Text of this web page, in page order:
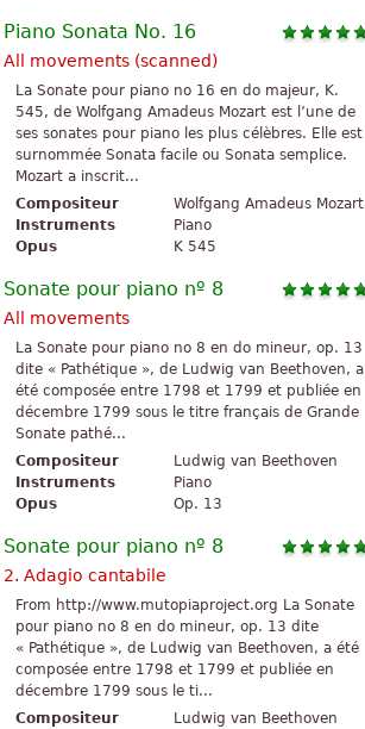
Piano Sonata No. 16
All movements (scanned)
La Sonate pour piano no 16 en do majeur, K.
545, de Wolfgang Amadeus Mozart est l’une de
ses sonates pour piano les plus célèbres. Elle est
surnommée Sonata facile ou Sonata semplice.
Mozart a inscrit...
Compositeur
Wolfgang Amadeus Mozart
Instruments
Piano
Opus
K 545
Sonate pour piano nº 8
All movements
La Sonate pour piano no 8 en do mineur, op. 13
dite « Pathétique », de Ludwig van Beethoven, a
été composée entre 1798 et 1799 et publiée en
décembre 1799 sous le titre français de Grande
Sonate pathé...
Compositeur
Ludwig van Beethoven
Instruments
Piano
Opus
Op. 13
Sonate pour piano nº 8
2. Adagio cantabile
From http://www.mutopiaproject.org La Sonate
pour piano no 8 en do mineur, op. 13 dite
« Pathétique », de Ludwig van Beethoven, a été
composée entre 1798 et 1799 et publiée en
décembre 1799 sous le ti...
Compositeur
Ludwig van Beethoven